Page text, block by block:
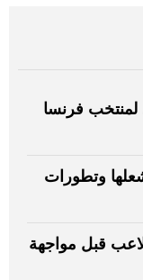
لمنتخب فرنسا
وتطورات
لاعب قبل مواجهة